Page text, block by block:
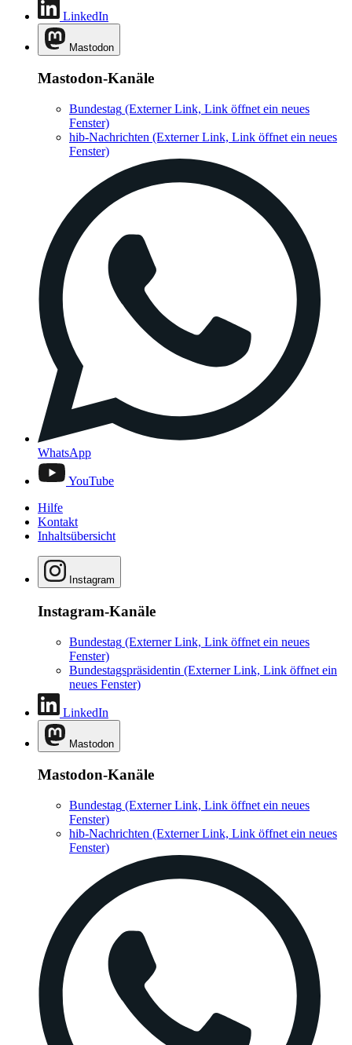
LinkedIn
Mastodon
Mastodon-Kanäle
Bundestag (Externer Link, Link öffnet ein neues
Fenster)
hib-Nachrichten (Externer Link, Link öffnet ein neues
Fenster)
WhatsApp
YouTube
Hilfe
Kontakt
Inhaltsübersicht
Instagram
Instagram-Kanäle
Bundestag (Externer Link, Link öffnet ein neues
Fenster)
Bundestagspräsidentin (Externer Link, Link öffnet ein
neues Fenster)
LinkedIn
Mastodon
Mastodon-Kanäle
Bundestag (Externer Link, Link öffnet ein neues
Fenster)
hib-Nachrichten (Externer Link, Link öffnet ein neues
Fenster)